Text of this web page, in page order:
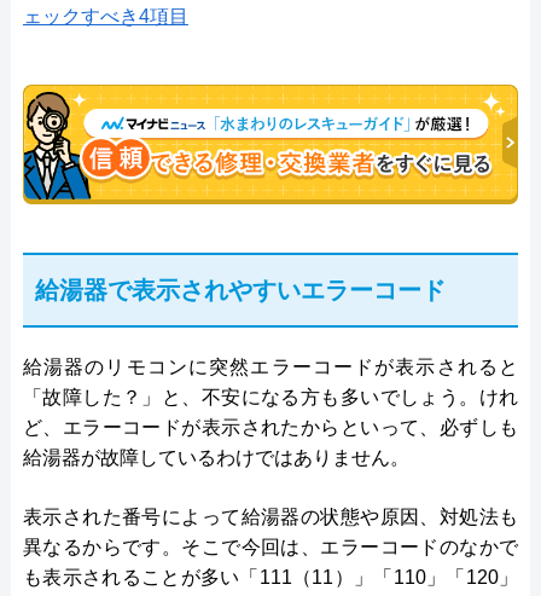
ェックすべき4項目
給湯器で表示されやすいエラーコード
給湯器のリモコンに突然エラーコードが表示されると
「故障した？」と、不安になる方も多いでしょう。けれ
ど、エラーコードが表示されたからといって、必ずしも
給湯器が故障しているわけではありません。
表示された番号によって給湯器の状態や原因、対処法も
異なるからです。そこで今回は、エラーコードのなかで
も表示されることが多い「111（11）」「110」「120」